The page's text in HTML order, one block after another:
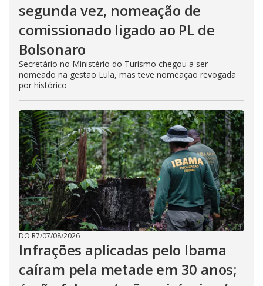
segunda vez, nomeação de
comissionado ligado ao PL de
Bolsonaro
Secretário no Ministério do Turismo chegou a ser
nomeado na gestão Lula, mas teve nomeação revogada
por histórico
DO R7/07/08/2026
Infrações aplicadas pelo Ibama
caíram pela metade em 30 anos;